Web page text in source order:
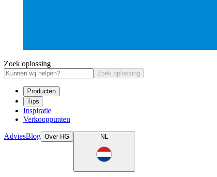
Zoek oplossing
Zoek oplossing
Producten
Tips
Inspiratie
Verkooppunten
AdviesBlog Over HG NL